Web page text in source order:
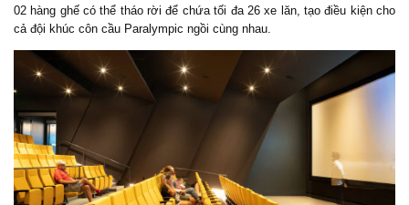
02 hàng ghế có thể tháo rời để chứa tối đa 26 xe lăn, tạo điều kiện cho
cả đội khúc côn cầu Paralympic ngồi cùng nhau.